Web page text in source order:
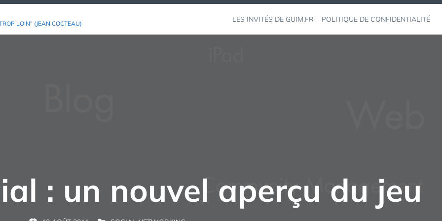
LOIN" (JEAN COCTEAU) LES INVITÉS DE GUIM.FR POLITIQUE DE CONFIDENTIALITÉ
: un nouvel aperçu du jeu